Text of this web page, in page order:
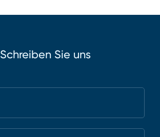
Schreiben Sie uns